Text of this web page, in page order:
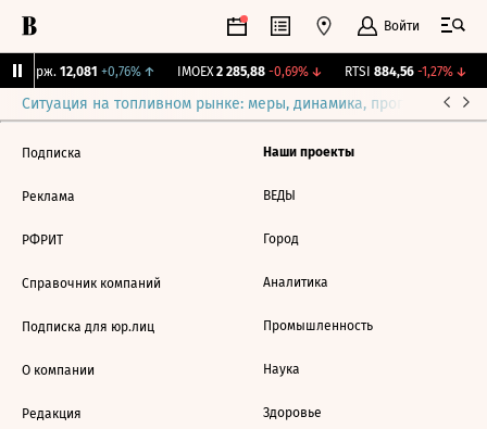
Войти
Бирж. 12,081 +0,76%↑ IMOEX 2 285,88 -0,69%↓ RTSI 884,56 -1,27%↓
Ситуация на топливном рынке: меры, динамика, прогнозы
Подписка
Реклама
РФРИТ
Справочник компаний
Подписка для юр.лиц
О компании
Редакция
Наши проекты
ВЕДЫ
Город
Аналитика
Промышленность
Наука
Здоровье